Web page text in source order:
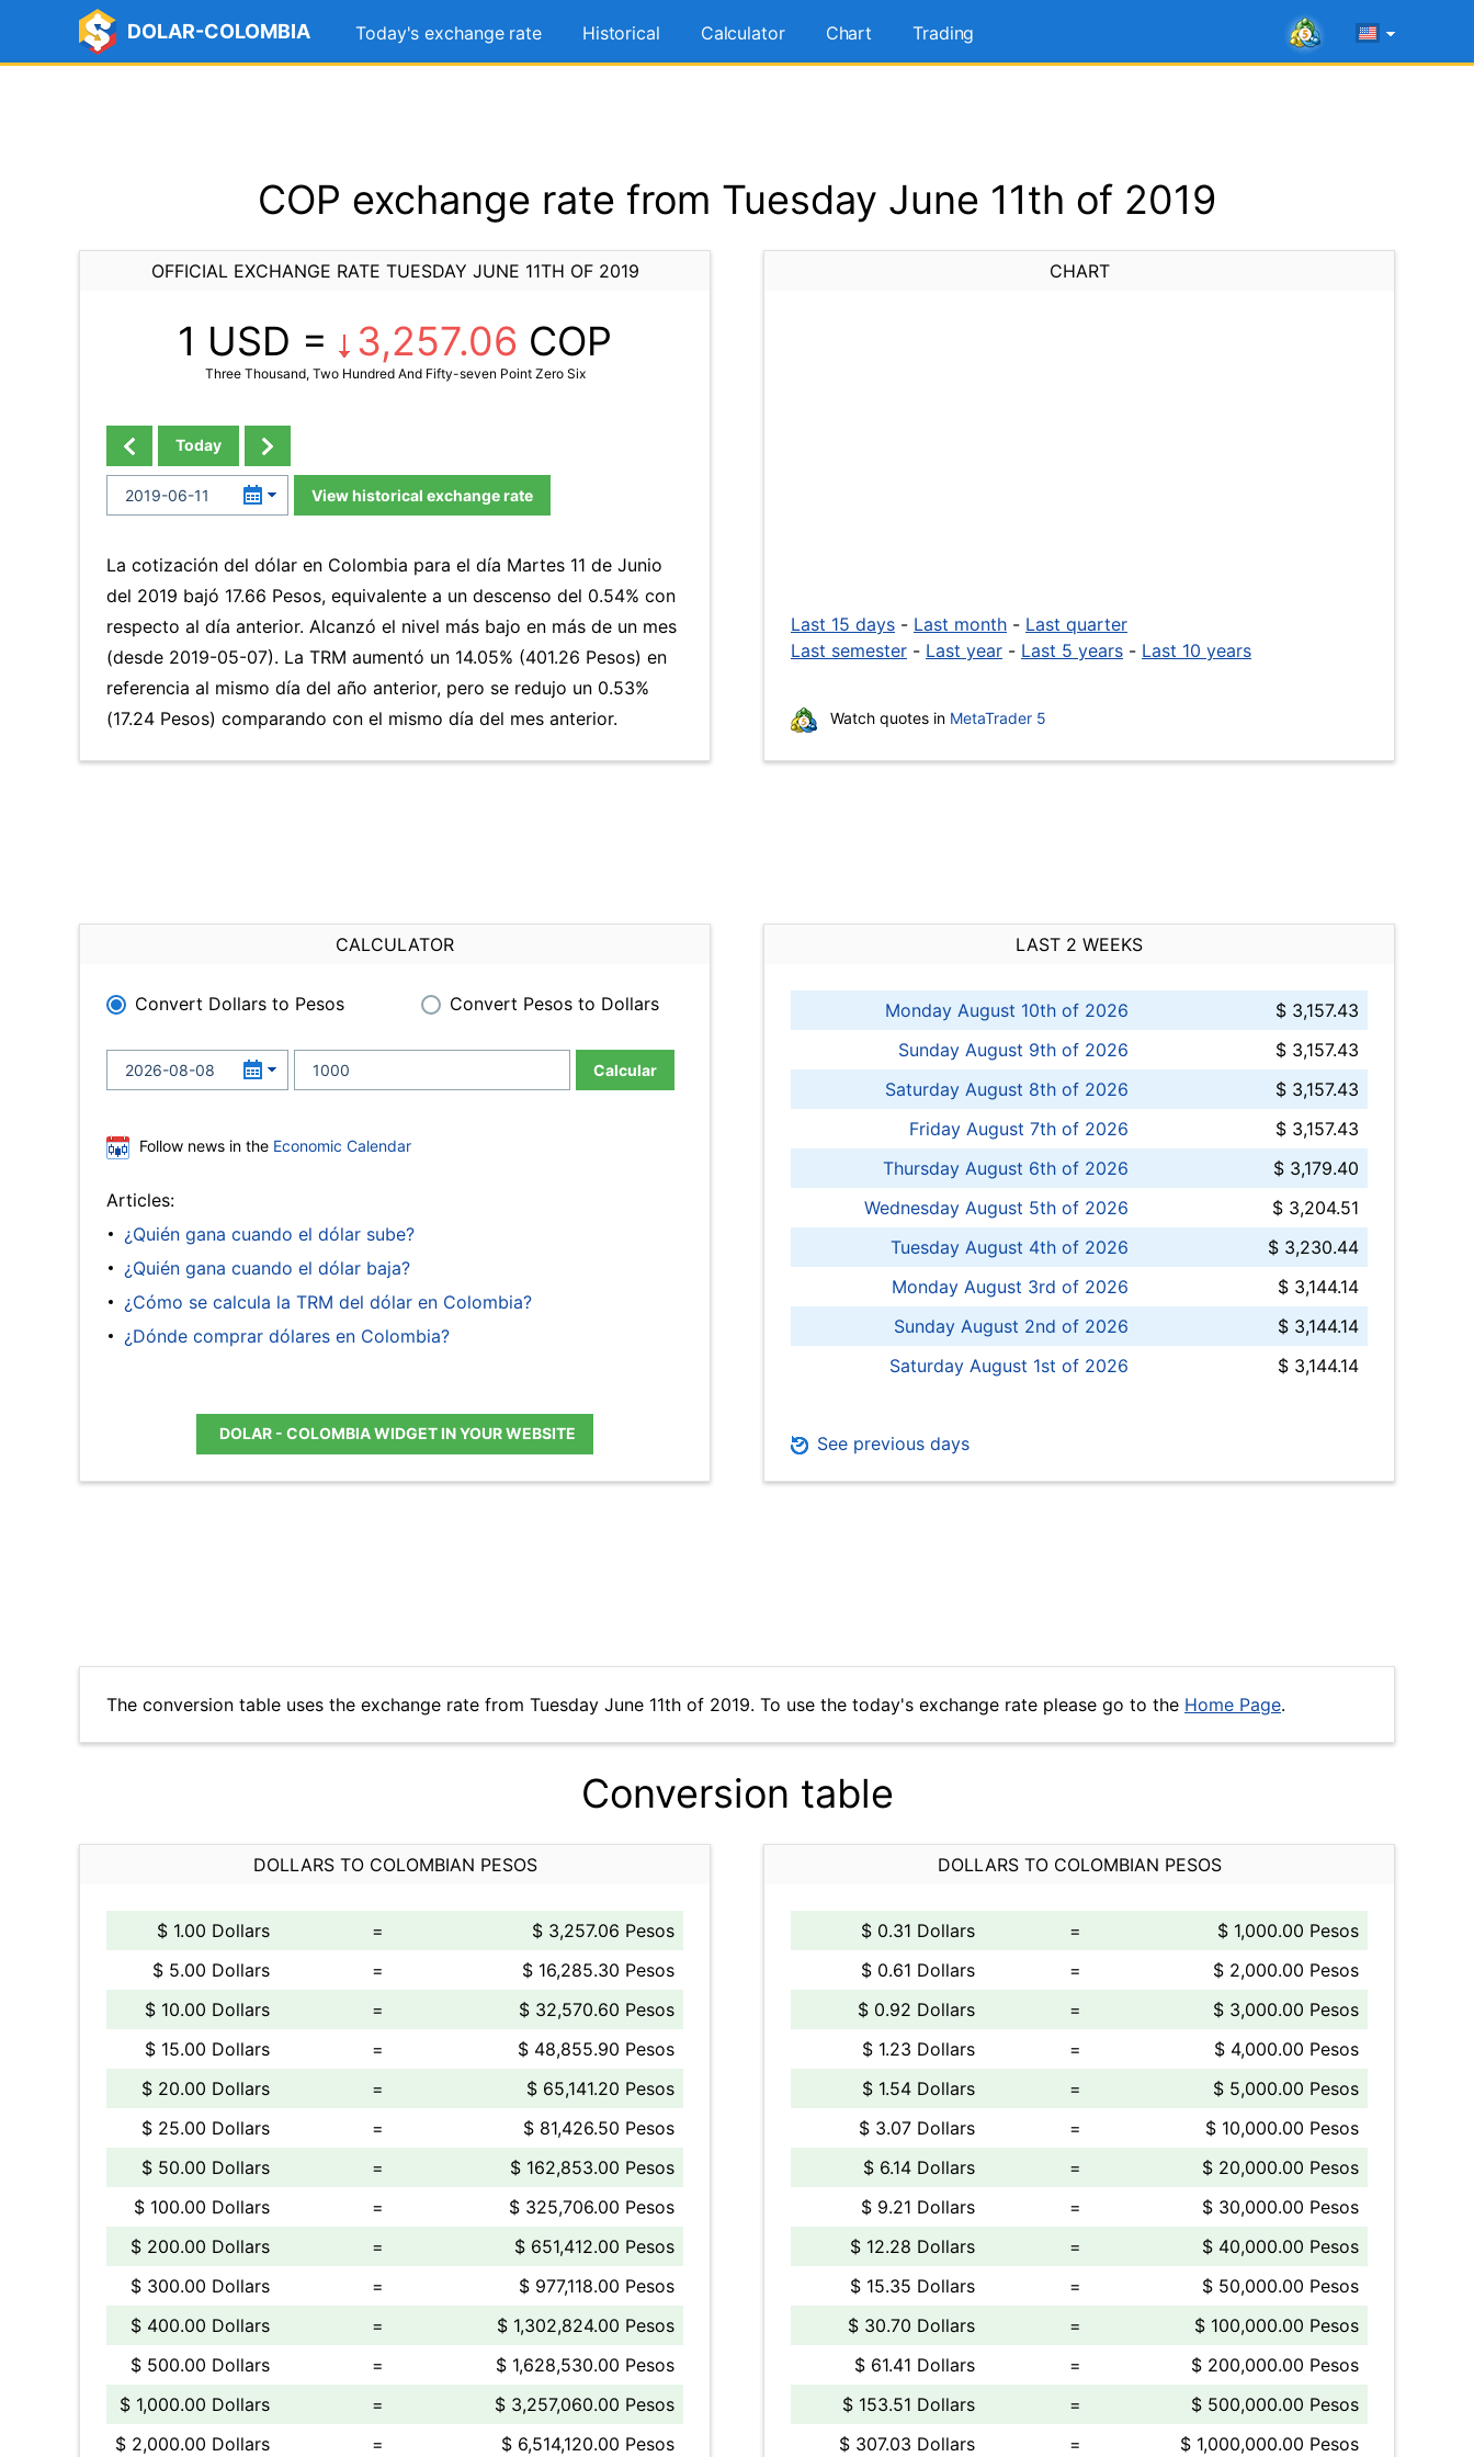
DOLAR-COLOMBIA Today's exchange rate Historical Calculator Chart Trading
COP exchange rate from Tuesday June 11th of 2019
OFFICIAL EXCHANGE RATE TUESDAY JUNE 11TH OF 2019
1 USD = 3,257.06 COP
Three Thousand, Two Hundred And Fifty-seven Point Zero Six
Today
View historical exchange rate
La cotización del dólar en Colombia para el día Martes 11 de Junio
del 2019 bajó 17.66 Pesos, equivalente a un descenso del 0.54% con
respecto al día anterior. Alcanzó el nivel más bajo en más de un mes
(desde 2019-05-07). La TRM aumentó un 14.05% (401.26 Pesos) en
referencia al mismo día del año anterior, pero se redujo un 0.53%
(17.24 Pesos) comparando con el mismo día del mes anterior.
CHART
Last 15 days - Last month - Last quarter
Last semester - Last year - Last 5 years - Last 10 years
Watch quotes in MetaTrader 5
CALCULATOR
Convert Dollars to Pesos Convert Pesos to Dollars
Calcular
Follow news in the Economic Calendar
Articles:
¿Quién gana cuando el dólar sube?
¿Quién gana cuando el dólar baja?
¿Cómo se calcula la TRM del dólar en Colombia?
¿Dónde comprar dólares en Colombia?
DOLAR - COLOMBIA WIDGET IN YOUR WEBSITE
LAST 2 WEEKS
Monday August 10th of 2026
$ 3,157.43
Sunday August 9th of 2026
$ 3,157.43
Saturday August 8th of 2026
$ 3,157.43
Friday August 7th of 2026
$ 3,157.43
Thursday August 6th of 2026
$ 3,179.40
Wednesday August 5th of 2026
$ 3,204.51
Tuesday August 4th of 2026
$ 3,230.44
Monday August 3rd of 2026
$ 3,144.14
Sunday August 2nd of 2026
$ 3,144.14
Saturday August 1st of 2026
$ 3,144.14
See previous days
The conversion table uses the exchange rate from Tuesday June 11th of 2019. To use the today's exchange rate please go to the Home Page.
Conversion table
DOLLARS TO COLOMBIAN PESOS
$ 1.00 Dollars =
$ 3,257.06 Pesos
$ 5.00 Dollars
=
$ 16,285.30 Pesos
$ 10.00 Dollars
=
$ 32,570.60 Pesos
$ 15.00 Dollars
=
$ 48,855.90 Pesos
$ 20.00 Dollars
=
$ 65,141.20 Pesos
$ 25.00 Dollars
=
$ 81,426.50 Pesos
$ 50.00 Dollars
=
$ 162,853.00 Pesos
$ 100.00 Dollars
=
$ 325,706.00 Pesos
$ 200.00 Dollars
=
$ 651,412.00 Pesos
$ 300.00 Dollars
=
$ 977,118.00 Pesos
$ 400.00 Dollars
=
$ 1,302,824.00 Pesos
$ 500.00 Dollars
=
$ 1,628,530.00 Pesos
$ 1,000.00 Dollars
=
$ 3,257,060.00 Pesos
$ 2,000.00 Dollars
= $ 6,514,120.00 Pesos
DOLLARS TO COLOMBIAN PESOS
$ 0.31 Dollars =
$ 1,000.00 Pesos
$ 0.61 Dollars
=
$ 2,000.00 Pesos
$ 0.92 Dollars
=
$ 3,000.00 Pesos
$ 1.23 Dollars
=
$ 4,000.00 Pesos
$ 1.54 Dollars
=
$ 5,000.00 Pesos
$ 3.07 Dollars
=
$ 10,000.00 Pesos
$ 6.14 Dollars
=
$ 20,000.00 Pesos
$ 9.21 Dollars
=
$ 30,000.00 Pesos
$ 12.28 Dollars
=
$ 40,000.00 Pesos
$ 15.35 Dollars
=
$ 50,000.00 Pesos
$ 30.70 Dollars
=
$ 100,000.00 Pesos
$ 61.41 Dollars
=
$ 200,000.00 Pesos
$ 153.51 Dollars
=
$ 500,000.00 Pesos
$ 307.03 Dollars
= $ 1,000,000.00 Pesos